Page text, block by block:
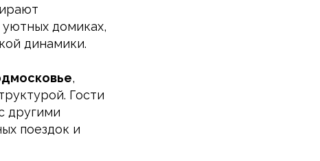
домиках,
динамики.
,
Гости
другими
поездок и